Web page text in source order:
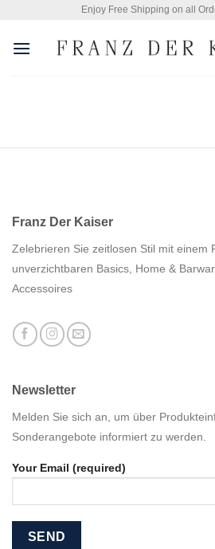
content
Enjoy Free Shipping on all
Franz Der Kaiser
Zelebrieren Sie zeitlosen Stil mit einem
unverzichtbaren Basics, Home &
Accessoires
Newsletter
Melden Sie sich an, um über
Sonderangebote informiert zu werden.
Your Email (required)